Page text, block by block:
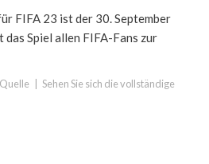
FIFA 23 ist der 30. September
das Spiel allen FIFA-Fans zur
Sehen Sie sich die vollständige